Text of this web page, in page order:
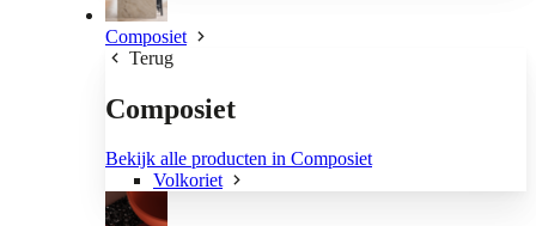
Composiet
Terug
Composiet
Bekijk alle producten in Composiet
Volkoriet